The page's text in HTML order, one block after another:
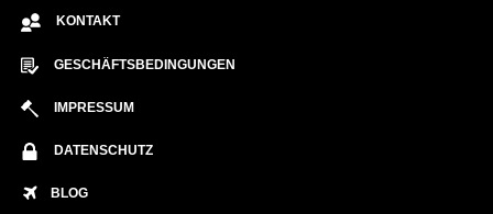
KONTAKT
GESCHÄFTSBEDINGUNGEN
IMPRESSUM
DATENSCHUTZ
BLOG